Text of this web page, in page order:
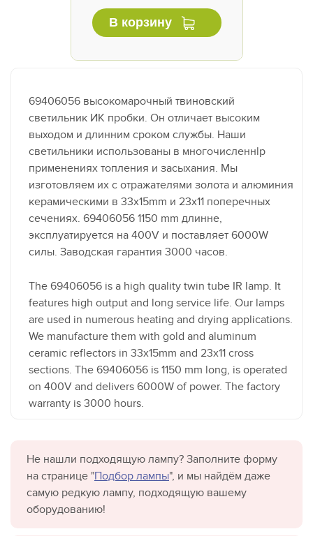
В корзину
69406056 высокомарочный твиновский
светильник ИК пробки. Он отличает высоким
выходом и длинним сроком службы. Наши
светильники использованы в многочисленнlp
применениях топления и засыхания. Мы
изготовляем их с отражателями золота и алюминия
керамическими в 33x15mm и 23x11 поперечных
сечениях. 69406056 1150 mm длинне,
эксплуатируется на 400V и поставляет 6000W
силы. Заводская гарантия 3000 часов.
The 69406056 is a high quality twin tube IR lamp. It
features high output and long service life. Our lamps
are used in numerous heating and drying applications.
We manufacture them with gold and aluminum
ceramic reflectors in 33x15mm and 23x11 cross
sections. The 69406056 is 1150 mm long, is operated
on 400V and delivers 6000W of power. The factory
warranty is 3000 hours.
Не нашли подходящую лампу? Заполните форму
на странице "Подбор лампы", и мы найдём даже
самую редкую лампу, подходящую вашему
оборудованию!